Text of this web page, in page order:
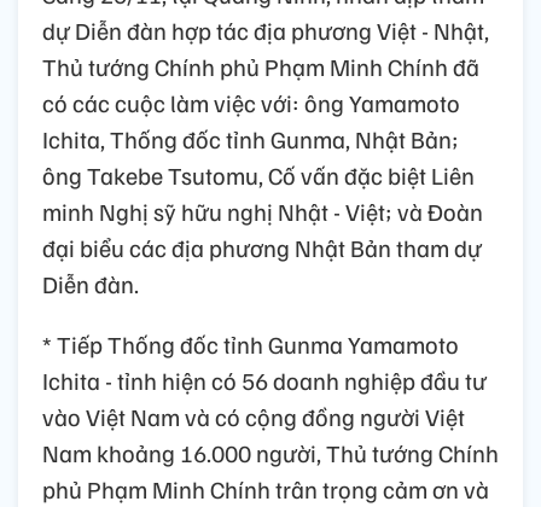
dự Diễn đàn hợp tác địa phương Việt - Nhật,
Thủ tướng Chính phủ Phạm Minh Chính đã
có các cuộc làm việc với: ông Yamamoto
Ichita, Thống đốc tỉnh Gunma, Nhật Bản;
ông Takebe Tsutomu, Cố vấn đặc biệt Liên
minh Nghị sỹ hữu nghị Nhật - Việt; và Đoàn
đại biểu các địa phương Nhật Bản tham dự
Diễn đàn.
* Tiếp Thống đốc tỉnh Gunma Yamamoto
Ichita - tỉnh hiện có 56 doanh nghiệp đầu tư
vào Việt Nam và có cộng đồng người Việt
Nam khoảng 16.000 người, Thủ tướng Chính
phủ Phạm Minh Chính trân trọng cảm ơn và